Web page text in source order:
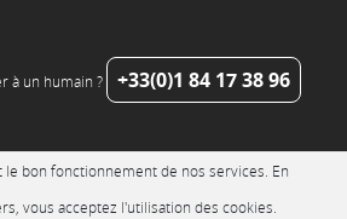
à un humain ? +33(0)1 84 17 38 96
le bon fonctionnement de nos services. En
vous acceptez l'utilisation des cookies.